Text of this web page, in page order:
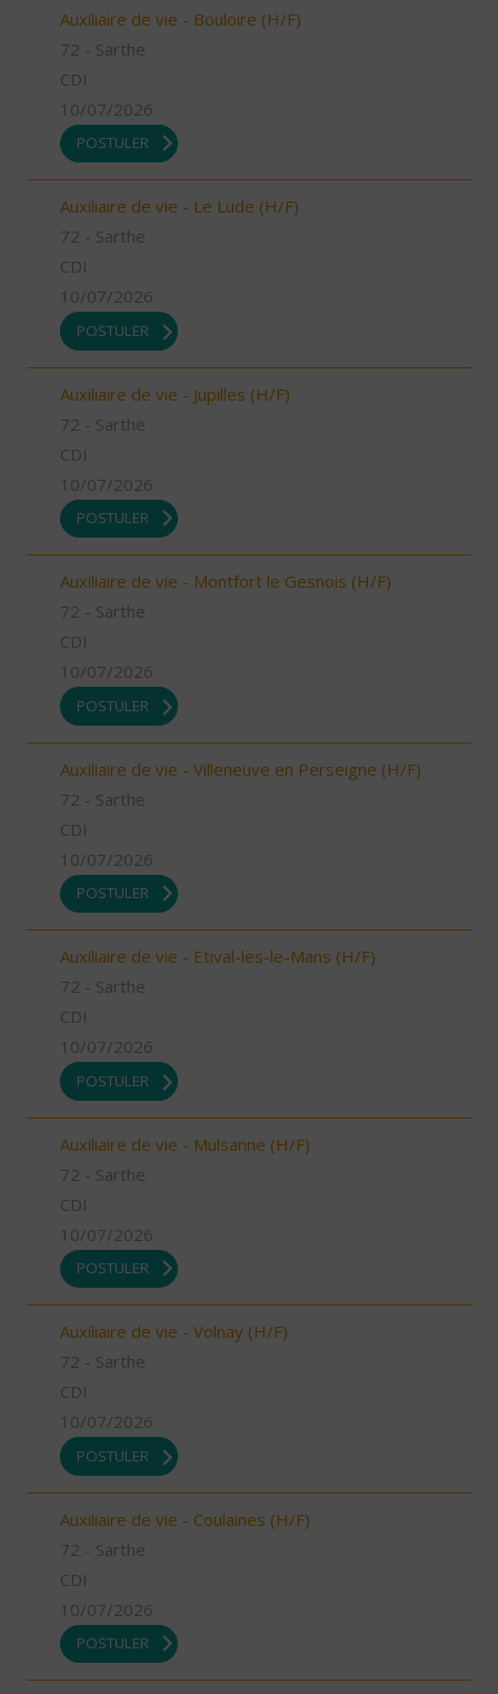
Auxiliaire de vie - Bouloire (H/F)
72 - Sarthe
CDI
10/07/2026
POSTULER
Auxiliaire de vie - Le Lude (H/F)
72 - Sarthe
CDI
10/07/2026
POSTULER
Auxiliaire de vie - Jupilles (H/F)
72 - Sarthe
CDI
10/07/2026
POSTULER
Auxiliaire de vie - Montfort le Gesnois (H/F)
72 - Sarthe
CDI
10/07/2026
POSTULER
Auxiliaire de vie - Villeneuve en Perseigne (H/F)
72 - Sarthe
CDI
10/07/2026
POSTULER
Auxiliaire de vie - Etival-les-le-Mans (H/F)
72 - Sarthe
CDI
10/07/2026
POSTULER
Auxiliaire de vie - Mulsanne (H/F)
72 - Sarthe
CDI
10/07/2026
POSTULER
Auxiliaire de vie - Volnay (H/F)
72 - Sarthe
CDI
10/07/2026
POSTULER
Auxiliaire de vie - Coulaines (H/F)
72 - Sarthe
CDI
10/07/2026
POSTULER